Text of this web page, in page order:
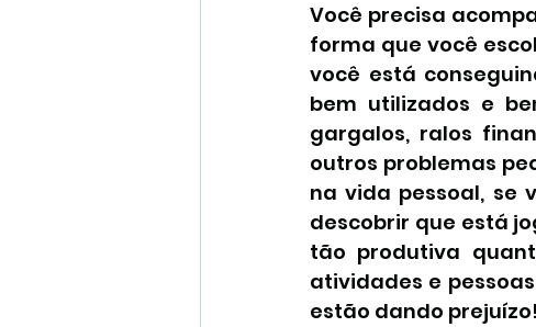
Você precisa
forma que você
você está
bem utilizados e
gargalos, ralos
outros problemas
na vida pessoal, se
descobrir que está
tão produtiva
atividades e
estão dando